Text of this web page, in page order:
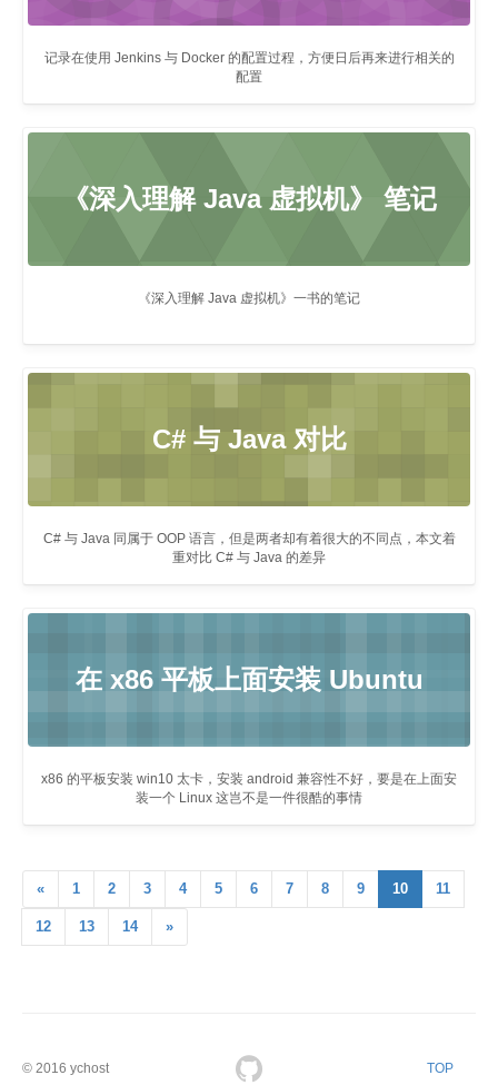
记录在使用 Jenkins 与 Docker 的配置过程，方便日后再来进行相关的
配置
《深入理解 Java 虚拟机》 笔记
《深入理解 Java 虚拟机》一书的笔记
C# 与 Java 对比
C# 与 Java 同属于 OOP 语言，但是两者却有着很大的不同点，本文着
重对比 C# 与 Java 的差异
在 x86 平板上面安装 Ubuntu
x86 的平板安装 win10 太卡，安装 android 兼容性不好，要是在上面安
装一个 Linux 这岂不是一件很酷的事情
« 1 2 3 4 5 6 7 8 9 10 11
12 13 14 »
© 2016 ychost TOP